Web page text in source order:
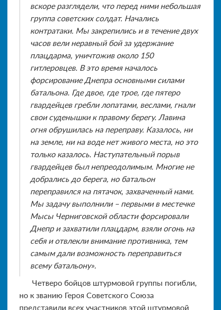
вскоре разглядели, что перед ними небольшая
группа советских солдат. Начались
контратаки. Мы закрепились и в течение двух
часов вели неравный бой за удержание
плацдарма, уничтожив около 150
гитлеровцев. В это время началось
форсирование Днепра основными силами
батальона. Где двое, где трое, где пятеро
гвардейцев гребли лопатами, веслами, гнали
свои суденышки к правому берегу. Лавина
огня обрушилась на переправу. Казалось, ни
на земле, ни на воде нет живого места, но это
только казалось. Наступательный порыв
гвардейцев был непреодолимым. Многие не
добрались до берега, но батальон
переправился на пятачок, захваченный нами.
Мы задачу выполнили – первыми в местечке
Мысы Черниговской области форсировали
Днепр и захватили плацдарм, взяли огонь на
себя и отвлекли внимание противника, тем
самым дали возможность переправиться
всему батальону».
Четверо бойцов штурмовой группы погибли,
но к званию Героя Советского Союза
представили всех участников этой штурмовой